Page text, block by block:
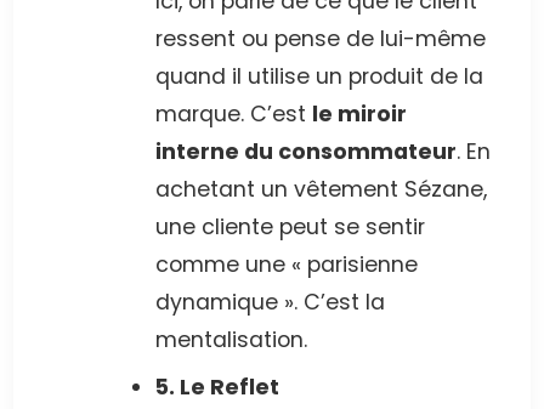
ressent ou pense de lui-même
quand il utilise un produit de la
marque. C’est le miroir
interne du consommateur. En
achetant un vêtement Sézane,
une cliente peut se sentir
comme une « parisienne
dynamique ». C’est la
mentalisation.
5. Le Reflet